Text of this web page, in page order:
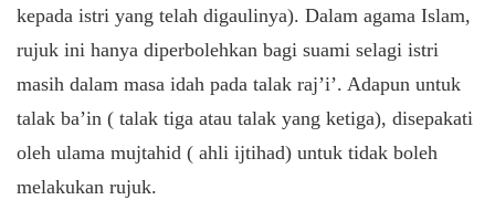
kepada istri yang telah digaulinya). Dalam agama Islam,
rujuk ini hanya diperbolehkan bagi suami selagi istri
masih dalam masa idah pada talak raj’i’. Adapun untuk
talak ba’in ( talak tiga atau talak yang ketiga), disepakati
oleh ulama mujtahid ( ahli ijtihad) untuk tidak boleh
melakukan rujuk.